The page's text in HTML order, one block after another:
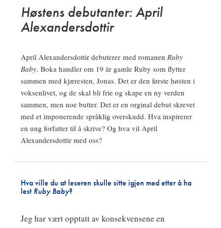
Høstens debutanter: April
Alexandersdottir
April Alexandersdottir debuterer med romanen Ruby
Baby. Boka handler om 19 år gamle Ruby som flytter
sammen med kjæresten, Jonas. Det er den første høsten i
voksenlivet, og de skal bli frie og skape en ny verden
sammen, men noe butter. Det er en orginal debut skrevet
med et imponerende språklig overskudd. Hva inspirerer
en ung forfatter til å skrive? Og hva vil April
Alexandersdottir med oss?
Hva ville du at leseren skulle sitte igjen med etter å ha
lest Ruby Baby?
Jeg har vært opptatt av konsekvensene en